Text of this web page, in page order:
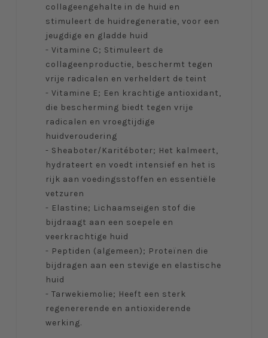
collageengehalte in de huid en
stimuleert de huidregeneratie, voor een
jeugdige en gladde huid
- Vitamine C; Stimuleert de
collageenproductie, beschermt tegen
vrije radicalen en verheldert de teint
- Vitamine E; Een krachtige antioxidant,
die bescherming biedt tegen vrije
radicalen en vroegtijdige
huidveroudering
- Sheaboter/Karitéboter; Het kalmeert,
hydrateert en voedt intensief en het is
rijk aan voedingsstoffen en essentiële
vetzuren
- Elastine; Lichaamseigen stof die
bijdraagt aan een soepele en
veerkrachtige huid
- Peptiden (algemeen); Proteïnen die
bijdragen aan een stevige en elastische
huid
- Tarwekiemolie; Heeft een sterk
regenererende en antioxiderende
werking.